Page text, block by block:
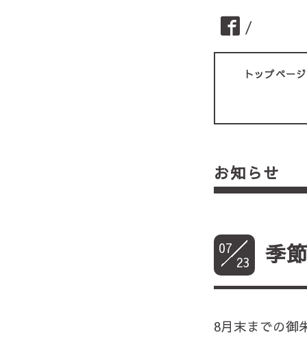
/
トップページ
お知らせ
07
23
季
8月末までの御